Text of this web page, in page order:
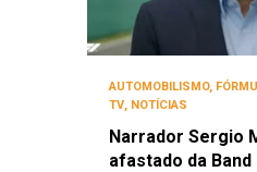
AUTOMOBILISMO,
TV, NOTÍCIAS
Narrador Sergio
afastado da